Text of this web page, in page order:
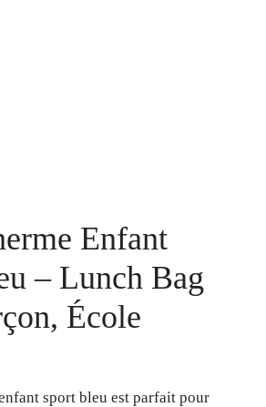
Enfant
– Lunch Bag
École
sport bleu est parfait pour